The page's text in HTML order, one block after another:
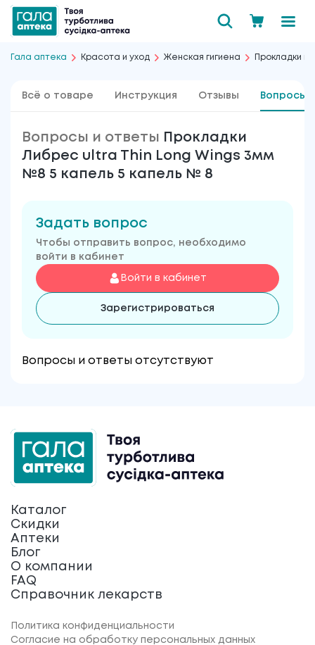
Гала аптека Красота и уход Женская гигиена Прокладки
Всё о товаре Инструкция Отзывы Вопросы
Вопросы и ответы Прокладки
Либрес ultra Thin Long Wings 3мм
№8 5 капель 5 капель № 8
Задать вопрос
Чтобы отправить вопрос, необходимо
войти в кабинет
Войти в кабинет
Зарегистрироваться
Вопросы и ответы отсутствуют
Каталог
Скидки
Аптеки
Блог
О компании
FAQ
Справочник лекарств
Политика конфиденциальности
Согласие на обработку персональных данных